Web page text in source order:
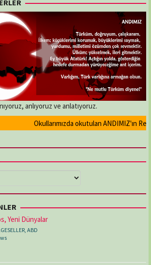
anlıyoruz ve anlatıyoruz.
Okullarımızda okutulan ANDIMIZ'ın
Yeni Dünyalar
, ABD